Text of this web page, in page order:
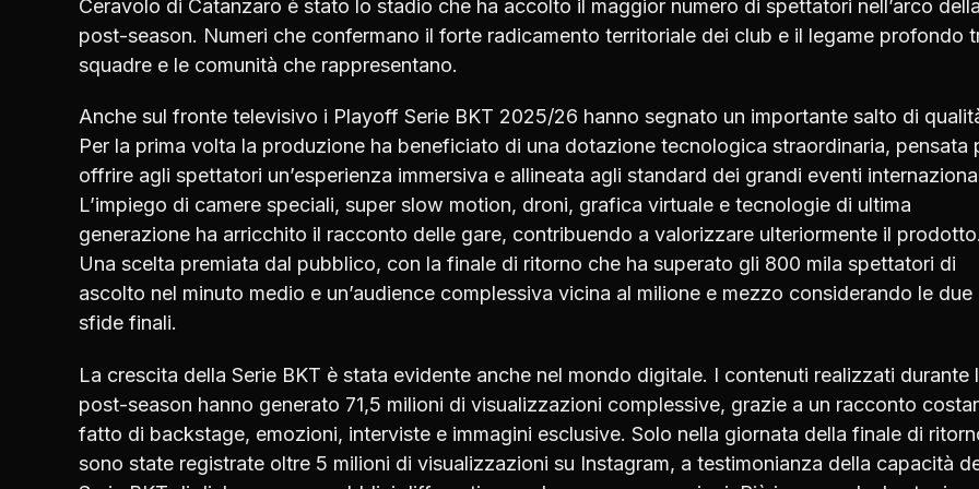
Ceravolo di Catanzaro è stato lo stadio che ha accolto il maggior numero di spettatori nell’arco della
post-season. Numeri che confermano il forte radicamento territoriale dei club e il legame profondo
squadre e le comunità che rappresentano.
Anche sul fronte televisivo i Playoff Serie BKT 2025/26 hanno segnato un importante salto di
Per la prima volta la produzione ha beneficiato di una dotazione tecnologica straordinaria, pensata
offrire agli spettatori un’esperienza immersiva e allineata agli standard dei grandi eventi
L’impiego di camere speciali, super slow motion, droni, grafica virtuale e tecnologie di ultima
generazione ha arricchito il racconto delle gare, contribuendo a valorizzare ulteriormente il prodotto.
Una scelta premiata dal pubblico, con la finale di ritorno che ha superato gli 800 mila spettatori di
ascolto nel minuto medio e un’audience complessiva vicina al milione e mezzo considerando le due
sfide finali.
La crescita della Serie BKT è stata evidente anche nel mondo digitale. I contenuti realizzati durante
post-season hanno generato 71,5 milioni di visualizzazioni complessive, grazie a un racconto
fatto di backstage, emozioni, interviste e immagini esclusive. Solo nella giornata della finale di
sono state registrate oltre 5 milioni di visualizzazioni su Instagram, a testimonianza della capacità